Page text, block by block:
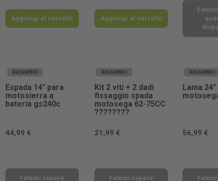
Aggiungi al carrello Aggiungi al carrello
RICAMBIO
Espada 14" para
motosierra a
bateria gs240c
44,99 €
Fatemi sapere
RICAMBIO
Kit 2 viti + 2 dadi
fissaggio spada
motosega 62-75CC
????????
21,99 €
Fatemi sapere
RICAMBIO
Lama
56,99 €